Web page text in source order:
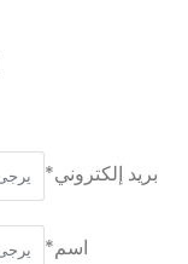
بريد إلكتروني*
اسم*